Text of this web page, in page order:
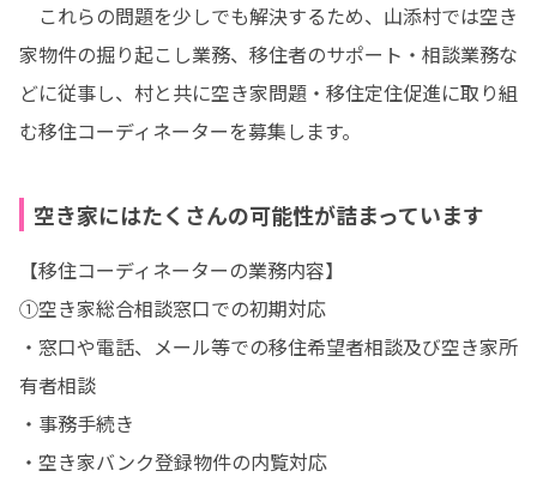
これらの問題を少しでも解決するため、山添村では空き
家物件の掘り起こし業務、移住者のサポート・相談業務な
どに従事し、村と共に空き家問題・移住定住促進に取り組
む移住コーディネーターを募集します。
空き家にはたくさんの可能性が詰まっています
【移住コーディネーターの業務内容】
①空き家総合相談窓口での初期対応
・窓口や電話、メール等での移住希望者相談及び空き家所
有者相談
・事務手続き
・空き家バンク登録物件の内覧対応